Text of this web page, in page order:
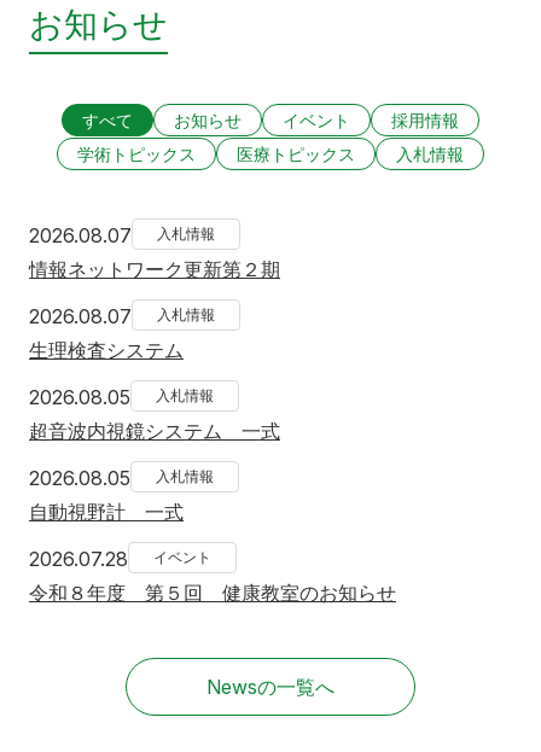
お知らせ
すべて お知らせ イベント
採用情報
学術トピックス
医療トピックス 入札情報
2026.08.07 2026年8月7日
入札情報
情報ネットワーク更新第２期
2026.08.07 2026年8月7日
入札情報
生理検査システム
2026.08.05 2026年8月5日
入札情報
超音波内視鏡システム 一式
2026.08.05 2026年8月5日
入札情報
自動視野計 一式
2026.07.28 2026年7月28日
イベント
令和８年度 第５回 健康教室のお知らせ
Newsの一覧へ